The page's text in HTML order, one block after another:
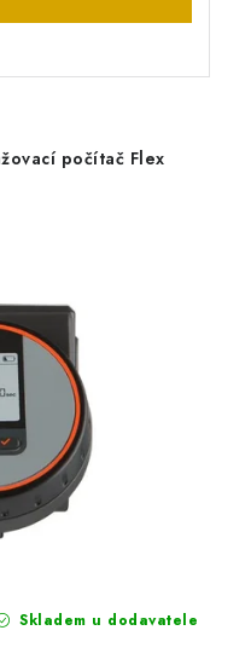
počítač Flex
Skladem u dodavatele